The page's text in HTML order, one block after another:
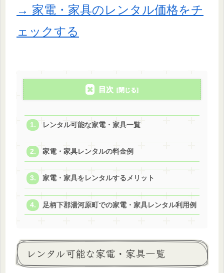
→ 家電・家具のレンタル価格をチ
ェックする
目次
レンタル可能な家電・家具一覧
家電・家具レンタルの料金例
家電・家具をレンタルするメリット
足柄下郡湯河原町での家電・家具レンタル利用例
レンタル可能な家電・家具一覧